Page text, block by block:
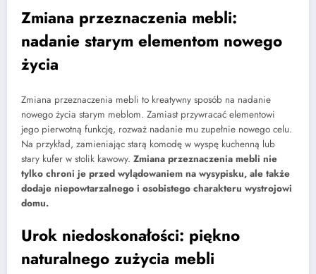
Zmiana przeznaczenia mebli:
nadanie starym elementom nowego
życia
Zmiana przeznaczenia mebli to kreatywny sposób na nadanie
nowego życia starym meblom. Zamiast przywracać elementowi
jego pierwotną funkcję, rozważ nadanie mu zupełnie nowego celu.
Na przykład, zamieniając starą komodę w wyspę kuchenną lub
stary kufer w stolik kawowy. Zmiana przeznaczenia mebli nie
tylko chroni je przed wylądowaniem na wysypisku, ale także
dodaje niepowtarzalnego i osobistego charakteru wystrojowi
domu.
Urok niedoskonałości: piękno
naturalnego zużycia mebli